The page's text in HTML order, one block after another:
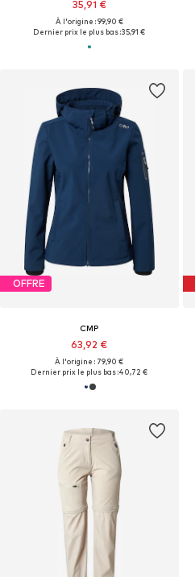
35,91 €
À l'origine : 99,90 €
Dernier prix le plus bas :35,91 €
OFFRE
CMP
63,92 €
À l'origine : 79,90 €
Dernier prix le plus bas :40,72 €